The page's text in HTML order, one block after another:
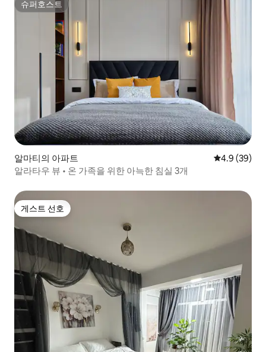
슈퍼호스트
슈퍼호스트
알마티의 아파트 평점 4.9점(5
4.9 (39)
알라타우 뷰 • 온 가족을 위한 아늑한 침실 3개
게스트 선호
게스트 선호